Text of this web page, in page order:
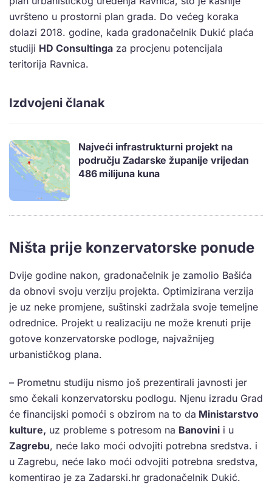
uvršteno u prostorni plan grada. Do većeg koraka
dolazi 2018. godine, kada gradonačelnik Dukić plaća
studiji HD Consultinga za procjenu potencijala
teritorija Ravnica.
Izdvojeni članak
Najveći infrastrukturni projekt na
području Zadarske županije vrijedan
486 milijuna kuna
Ništa prije konzervatorske ponude
Dvije godine nakon, gradonačelnik je zamolio Bašića
da obnovi svoju verziju projekta. Optimizirana verzija
je uz neke promjene, suštinski zadržala svoje temeljne
odrednice. Projekt u realizaciju ne može krenuti prije
gotove konzervatorske podloge, najvažnijeg
urbanističkog plana.
– Prometnu studiju nismo još prezentirali javnosti jer
smo čekali konzervatorsku podlogu. Njenu izradu Grad
će financijski pomoći s obzirom na to da Ministarstvo
kulture, uz probleme s potresom na Banovini i u
Zagrebu, neće lako moći odvojiti potrebna sredstva. i
u Zagrebu, neće lako moći odvojiti potrebna sredstva,
komentirao je za Zadarski.hr gradonačelnik Dukić.